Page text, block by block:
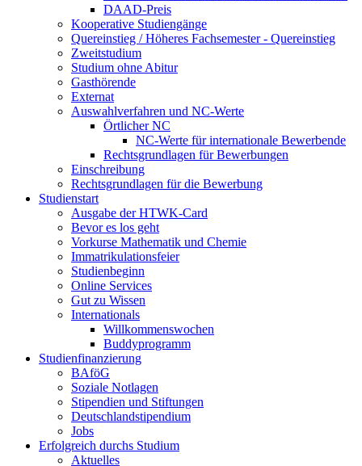
DAAD-Preis
Kooperative Studiengänge
Quereinstieg / Höheres Fachsemester - Quereinstieg
Zweitstudium
Studium ohne Abitur
Gasthörende
Externat
Auswahlverfahren und NC-Werte
Örtlicher NC
NC-Werte für internationale Bewerbende
Rechtsgrundlagen für Bewerbungen
Einschreibung
Rechtsgrundlagen für die Bewerbung
Studienstart
Ausgabe der HTWK-Card
Bevor es los geht
Vorkurse Mathematik und Chemie
Immatrikulationsfeier
Studienbeginn
Online Services
Gut zu Wissen
Internationals
Willkommenswochen
Buddyprogramm
Studienfinanzierung
BAföG
Soziale Notlagen
Stipendien und Stiftungen
Deutschlandstipendium
Jobs
Erfolgreich durchs Studium
Aktuelles